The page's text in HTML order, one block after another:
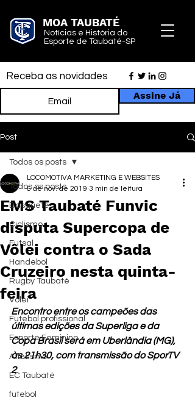
MOA TAUBATÉ
Notícias e História do
Esporte de Taubaté-SP
Receba as novidades
Assine Já
Post
Todos os posts
Basquete
Ciclismo
Futsal
Handebol
Rugby Taubaté
Vôlei
Futebol profissional
Esporte Feminino
Atletismo
EC Taubaté
futebol
Todos os posts
EMS Taubaté Funvic
disputa Supercopa de
Vôlei contra o Sada
Cruzeiro nesta quinta-
feira
LOCOMOTIVA MARKETING E WEBSITES
6 de nov. de 2019 3 min de leitura
Encontro entre os campeões das
últimas edições da Superliga e da
Copa Brasil será em Uberlândia (MG),
às 21h30, com transmissão do SporTV
2